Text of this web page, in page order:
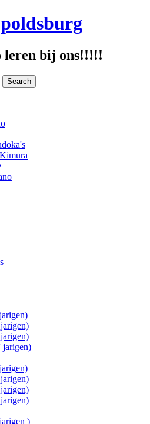
leren bij ons!!!!!
jarigen)
)